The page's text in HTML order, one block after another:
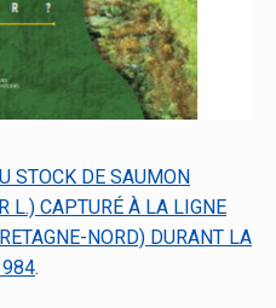
STOCK DE SAUMON
L.) CAPTURÉ À LA LIGNE
NORD) DURANT LA
.